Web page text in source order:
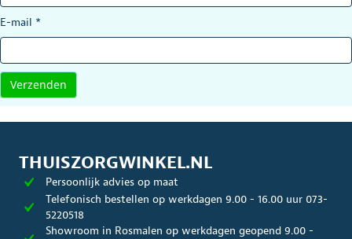
E-mail *
THUISZORGWINKEL.NL
Persoonlijk advies op maat
Telefonisch bestellen op werkdagen 9.00 - 16.00 uur 073-
5220518
Showroom in Rosmalen op werkdagen geopend 9.00 -